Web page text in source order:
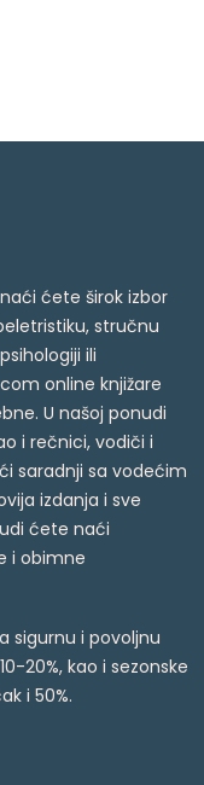
ćete širok izbor
stručnu
ili
online knjižare
U našoj ponudi
i rečnici, vodiči i
saradnji sa vodećim
izdanja i sve
ćete naći
i obimne
sigurnu i povoljnu
20%, kao i sezonske
i 50%.